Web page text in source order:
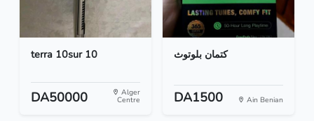
terra 10sur 10
DA50000 Alger
Centre
كتمان بلوتوث
DA1500 Ain Benian